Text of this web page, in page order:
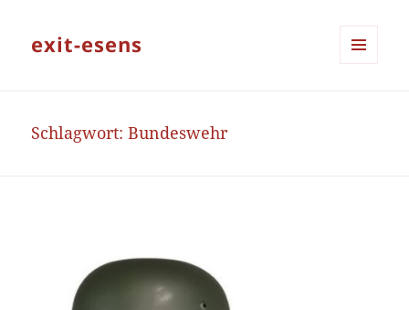
exit-esens
Schlagwort:Bundeswehr